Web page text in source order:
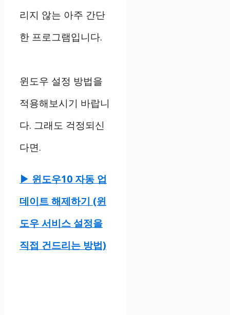
리지 않는 아주 간단
한 프로그램입니다.
윈도우 설정 방법을
적용해보시기 바랍니
다. 그래도 걱정되신
다면.
▶ 윈도우10 자동 업
데이트 해제하기 (윈
도우 서비스 설정을
직접 건드리는 방법)